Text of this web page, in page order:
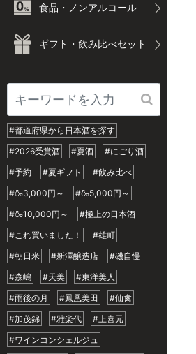
食品・ノンアルコール
ギフト・飲み比べセット
#都道府県から日本酒を探す
#2026受賞酒
#夏酒
#にごり酒
#予約
#夏ギフト
#飲み比べ
#🍶3,000円～
#🍶5,000円～
#🍶10,000円～
#極上の日本酒
#これ買いました！
#雄町
#朝日米
#新澤醸造店
#磯自慢
#森嶋
#天美
#東洋美人
#雨後の月
#鳳凰美田
#仙禽
#加茂錦
#雅楽代
#上喜元
#ワインコンシェルジュ